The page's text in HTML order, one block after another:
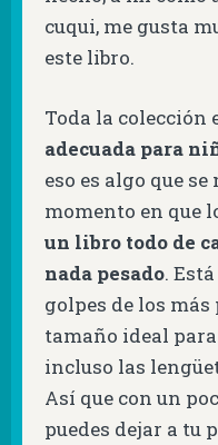
cuqui, me gusta
este libro.
Toda la colección
adecuada para
eso es algo que
momento en que
un libro todo de
nada pesado.
golpes de los
tamaño ideal
incluso las
Así que con un
puedes dejar a tu